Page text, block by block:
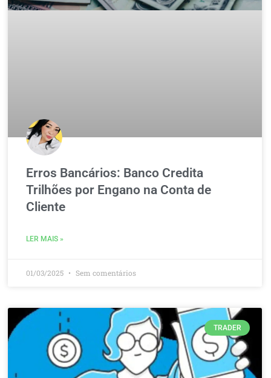
Erros Bancários: Banco Credita
Trilhões por Engano na Conta de
Cliente
LER MAIS »
01/03/2025 Sem comentários
TRADER